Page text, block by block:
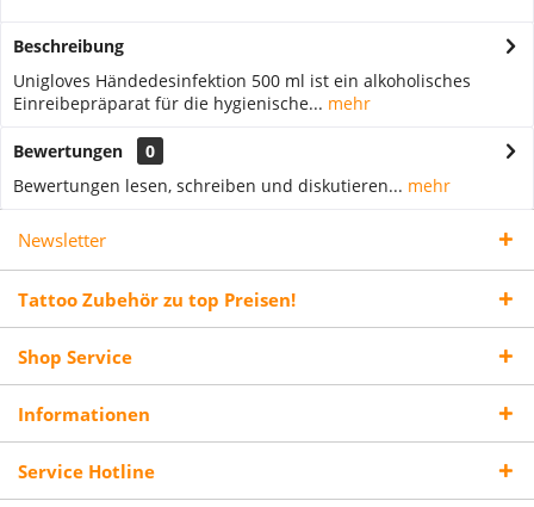
Beschreibung
Unigloves Händedesinfektion 500 ml ist ein alkoholisches
Einreibepräparat für die hygienische... mehr
Bewertungen
0
Bewertungen lesen, schreiben und diskutieren... mehr
Newsletter
Tattoo Zubehör zu top Preisen!
Shop Service
Informationen
Service Hotline